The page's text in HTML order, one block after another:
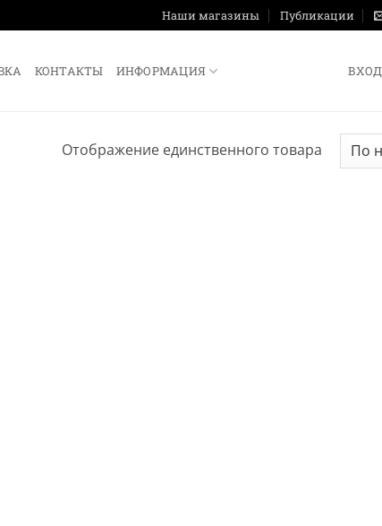
Наши магазины Публикации
КОНТАКТЫ ИНФОРМАЦИЯ ВХОД
Отображение единственного товара